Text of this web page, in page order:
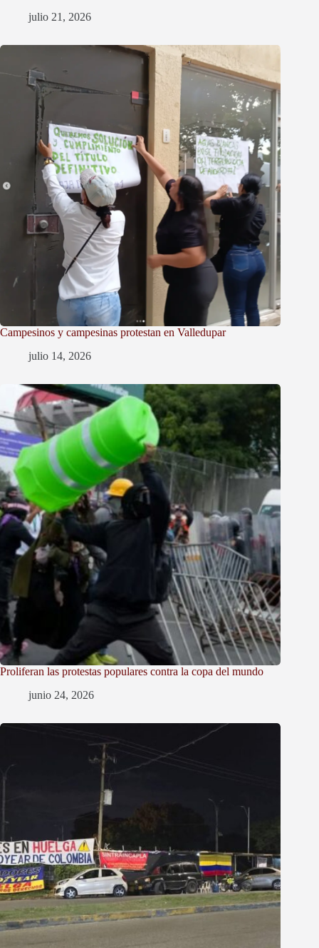
julio 21, 2026
Campesinos y campesinas protestan en Valledupar
julio 14, 2026
Proliferan las protestas populares contra la copa del mundo
junio 24, 2026